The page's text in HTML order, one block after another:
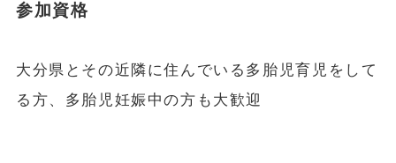
参加資格
大分県とその近隣に住んでいる多胎児育児をして
る方、多胎児妊娠中の方も大歓迎